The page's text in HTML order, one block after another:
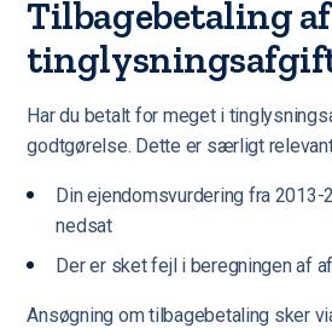
Tilbagebetaling af
Har du betalt for meget i
godtgørelse. Dette er særligt
Din ejendomsvurdering fra
nedsat
Der er sket fejl i beregningen af
Ansøgning om tilbagebetaling sker